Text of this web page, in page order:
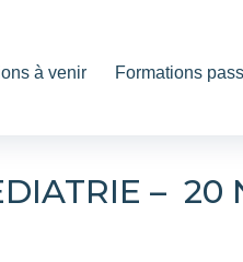
à venir Formations
– 20